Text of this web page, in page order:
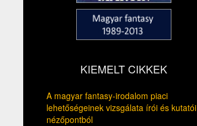
KIEMELT CIKKEK
A magyar fantasy-irodalom piaci
lehetőségeinek vizsgálata írói és kutatói
nézőpontból